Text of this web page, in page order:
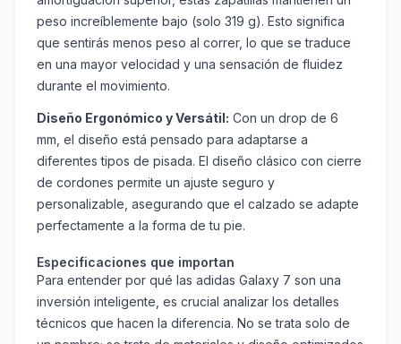
peso increíblemente bajo (solo 319 g). Esto significa
que sentirás menos peso al correr, lo que se traduce
en una mayor velocidad y una sensación de fluidez
durante el movimiento.
Diseño Ergonómico y Versátil: Con un drop de 6
mm, el diseño está pensado para adaptarse a
diferentes tipos de pisada. El diseño clásico con cierre
de cordones permite un ajuste seguro y
personalizable, asegurando que el calzado se adapte
perfectamente a la forma de tu pie.
Especificaciones que importan
Para entender por qué las adidas Galaxy 7 son una
inversión inteligente, es crucial analizar los detalles
técnicos que hacen la diferencia. No se trata solo de